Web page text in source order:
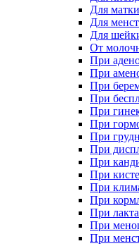
Для матки
Для
Для
От
При
При
При
При
При
При
При
При
При
При
При
При
При
При
При